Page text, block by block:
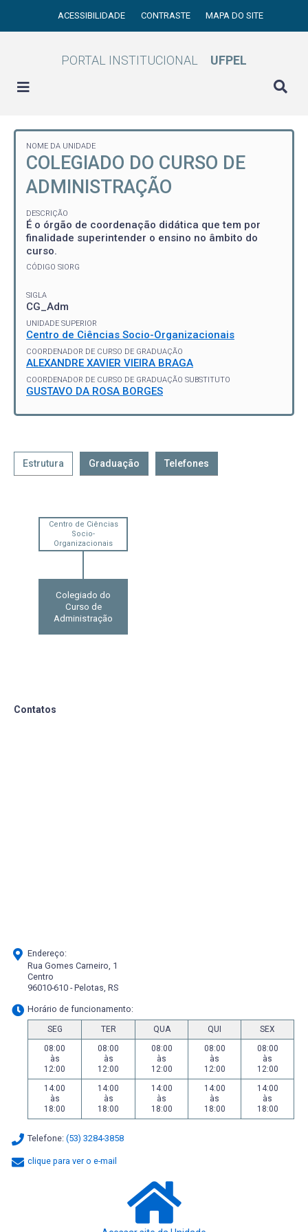
ACESSIBILIDADE CONTRASTE MAPA DO SITE
PORTAL INSTITUCIONAL UFPEL
NOME DA UNIDADE
COLEGIADO DO CURSO DE
ADMINISTRAÇÃO
DESCRIÇÃO
É o órgão de coordenação didática que tem por
finalidade superintender o ensino no âmbito do
curso.
CÓDIGO SIORG
SIGLA
CG_Adm
UNIDADE SUPERIOR
Centro de Ciências Socio-Organizacionais
COORDENADOR DE CURSO DE GRADUAÇÃO
ALEXANDRE XAVIER VIEIRA BRAGA
COORDENADOR DE CURSO DE GRADUAÇÃO SUBSTITUTO
GUSTAVO DA ROSA BORGES
Estrutura Graduação Telefones
Centro de Ciências
Socio-
Organizacionais
Colegiado do
Curso de
Administração
Contatos
Endereço:
Rua Gomes Carneiro, 1
Centro
96010-610 - Pelotas, RS
Horário de funcionamento:
SEG TER QUA QUI
SEX
08:00
às
12:00
08:00
às
12:00
08:00
às
12:00
08:00
às
12:00
08:00
às
12:00
14:00
às
18:00
14:00
às
18:00
14:00
às
18:00
14:00
às
18:00
14:00
às
18:00
Telefone: (53) 3284-3858
clique para ver o e-mail